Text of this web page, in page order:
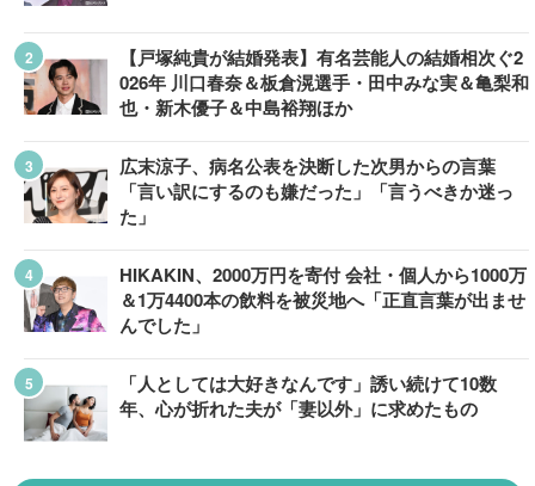
【戸塚純貴が結婚発表】有名芸能人の結婚相次ぐ2
026年 川口春奈＆板倉滉選手・田中みな実＆亀梨和
也・新木優子＆中島裕翔ほか
広末涼子、病名公表を決断した次男からの言葉
「言い訳にするのも嫌だった」「言うべきか迷っ
た」
HIKAKIN、2000万円を寄付 会社・個人から1000万
＆1万4400本の飲料を被災地へ「正直言葉が出ませ
んでした」
「人としては大好きなんです」誘い続けて10数
年、心が折れた夫が「妻以外」に求めたもの